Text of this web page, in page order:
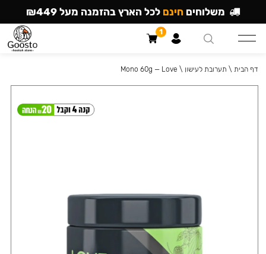
דף הבית \ תערובת לעישון \
Mono 60g — Love
משלוחים חינם לכל הארץ בהזמנה מעל ₪449
1